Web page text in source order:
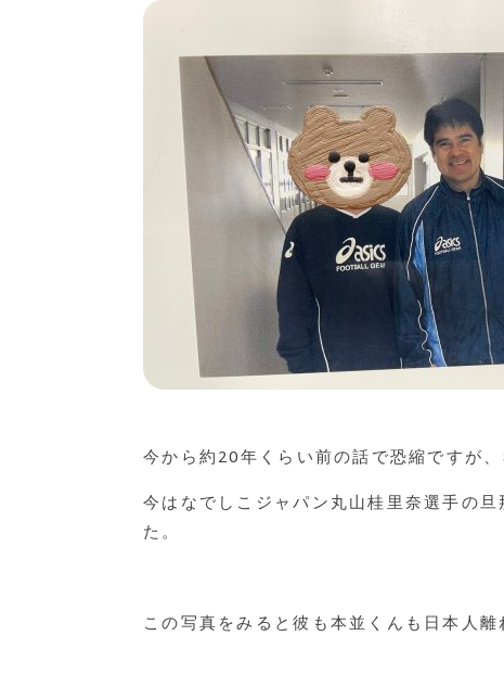
今から約20年くらい前の話で恐縮ですが
今はなでしこジャパン丸山桂里奈選手の
た。
この写真をみると彼も本並くんも日本人